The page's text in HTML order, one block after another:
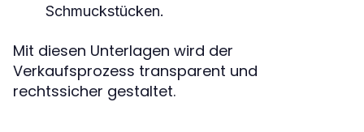
Schmuckstücken.
Mit diesen Unterlagen wird der
Verkaufsprozess transparent und
rechtssicher gestaltet.